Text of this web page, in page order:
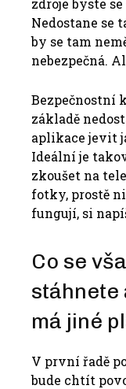
Nedostane se
by se tam
nebezpečná.
Bezpečnostní
základě
aplikace jevit
Ideální je
zkoušet na
fotky, prostě
fungují, si
Co se
stáhnete
má jiné
V první řadě
bude chtít